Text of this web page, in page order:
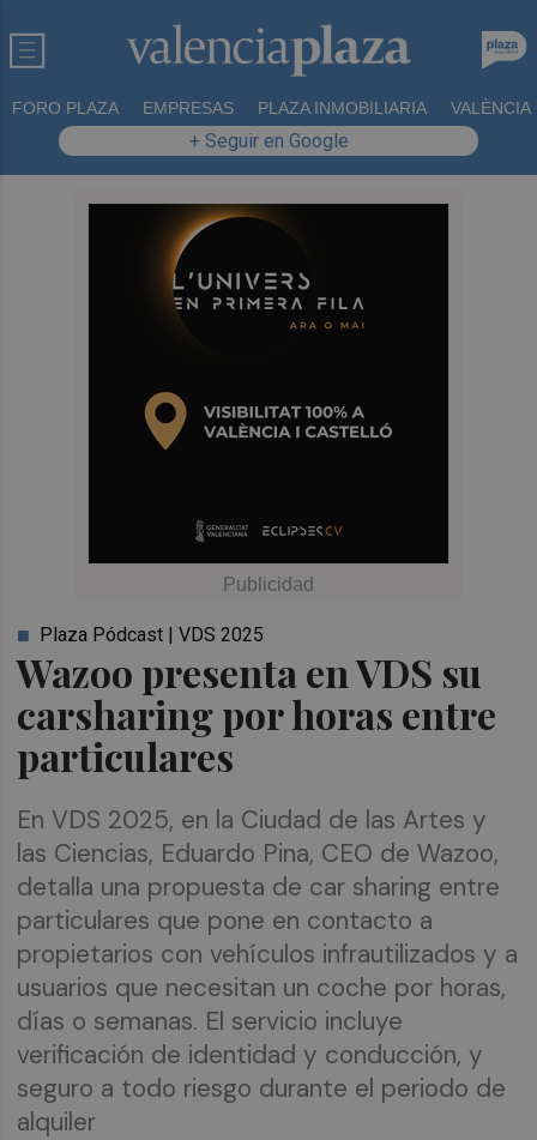
FORO PLAZA EMPRESAS PLAZA INMOBILIARIA VALÈNCIA
+ Seguir en Google
Wazoo presenta en VDS su
carsharing por horas entre
particulares
Plaza Pódcast | VDS 2025
En VDS 2025, en la Ciudad de las Artes y
las Ciencias, Eduardo Pina, CEO de Wazoo,
detalla una propuesta de car sharing entre
particulares que pone en contacto a
propietarios con vehículos infrautilizados y a
usuarios que necesitan un coche por horas,
días o semanas. El servicio incluye
verificación de identidad y conducción, y
seguro a todo riesgo durante el periodo de
alquiler